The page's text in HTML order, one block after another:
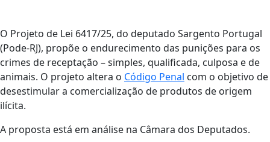
O Projeto de Lei 6417/25, do deputado Sargento Portugal
(Pode-RJ), propõe o endurecimento das punições para os
crimes de receptação – simples, qualificada, culposa e de
animais. O projeto altera o Código Penal com o objetivo de
desestimular a comercialização de produtos de origem
ilícita.
A proposta está em análise na Câmara dos Deputados.